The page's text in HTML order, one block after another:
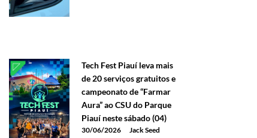
Tech Fest Piauí leva mais
de 20 serviços gratuitos e
campeonato de “Farmar
Aura” ao CSU do Parque
Piauí neste sábado (04)
30/06/2026 Jack Seed